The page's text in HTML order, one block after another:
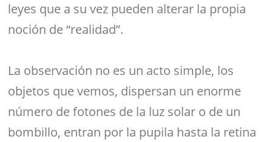
leyes que a su vez pueden alterar la propia
noción de “realidad”.
La observación no es un acto simple, los
objetos que vemos, dispersan un enorme
número de fotones de la luz solar o de un
bombillo, entran por la pupila hasta la retina